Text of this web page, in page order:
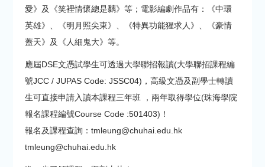
愛》及《笑裡情懷總是黐》等；電影編劇作品有：《中環
英雄》、《明月照尖東》、《特異功能猩求人》、《豪情
蓋天》及《人細鬼大》等。
應屆DSE文憑試學生可透過大學聯招報讀(大學聯招課程編
號JCC / JUPAS Code: JSSC04)，高級文憑及副學士轉讀
生可直接申請入讀本課程三年班 ，兩年取得學位(珠海學院
報名課程編號Course Code :501403)！
報名及課程查詢：tmleung@chuhai.edu.hk
tmleung@chuhai.edu.hk